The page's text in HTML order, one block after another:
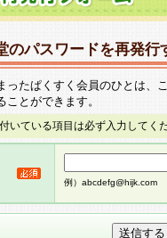
のパスワードを再発行
ったぱくすく会員のひとは、
とができます。
いている項目は必ず入力してく
例）abcdefg@hijk.com